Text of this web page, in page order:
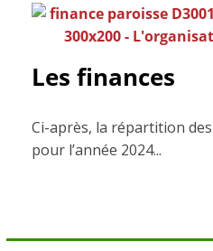
Les finances
Ci-après, la répartition
pour l’année 2024...